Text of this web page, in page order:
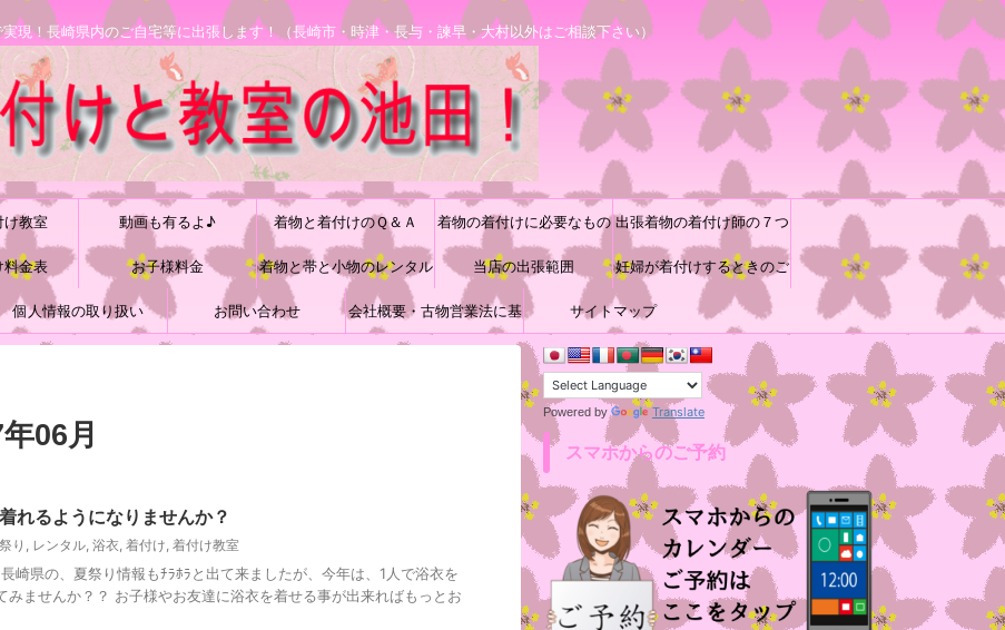
現！長崎県内のご自宅等に出張します！（長崎市・時津・長与・諫早・大村以外はご相談下さい）
け教室 動画も有るよ♪ 着物と着付けのＱ＆Ａ 着物の着付けに必要なもの 出張着物の着付け師の７つ
道具と着付け小物の収納方
法♪
料金表 お子様料金 着物と帯と小物のレンタル 当店の出張範囲 妊婦が着付けするときのご
参考
個人情報の取り扱い お問い合わせ 会社概要・古物営業法に基 サイトマップ
06月
れるようになりませんか？
り , レンタル, 浴衣, 着付け, 着付け教室
崎県の、夏祭り情報もﾁﾗﾎﾗと出て来ましたが、今年は、1人で浴衣を
みませんか？？ お子様やお友達に浴衣を着せる事が出来ればもっとお
Powered by Translate
スマホからのご予約